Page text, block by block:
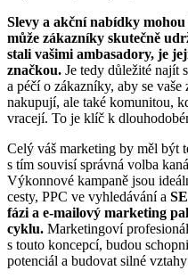
Slevy a akční nabídky
může zákazníky skutečně
stali vašimi ambasadory, je
značkou. Je tedy důležité najít
a péčí o zákazníky, aby se
nakupují, ale také komunitou,
vracejí. To je klíč k
Celý váš marketing by měl být
s tím souvisí správná volba
Výkonnové kampaně jsou
cesty, PPC ve vyhledávání a
fázi a e-mailový marketing
cyklu. Marketingoví
s touto koncepcí, budou
potenciál a budovat silné